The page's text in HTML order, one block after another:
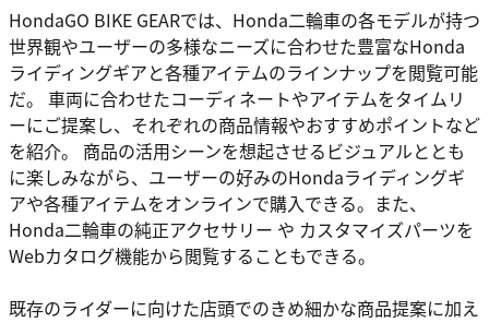
HondaGO BIKE GEARでは、Honda二輪車の各モデルが持つ
世界観やユーザーの多様なニーズに合わせた豊富なHonda
ライディングギアと各種アイテムのラインナップを閲覧可能
だ。 車両に合わせたコーディネートやアイテムをタイムリ
ーにご提案し、それぞれの商品情報やおすすめポイントなど
を紹介。 商品の活用シーンを想起させるビジュアルととも
に楽しみながら、ユーザーの好みのHondaライディングギ
アや各種アイテムをオンラインで購入できる。また、
Honda二輪車の純正アクセサリー や カスタマイズパーツを
Webカタログ機能から閲覧することもできる。
既存のライダーに向けた店頭でのきめ細かな商品提案に加え